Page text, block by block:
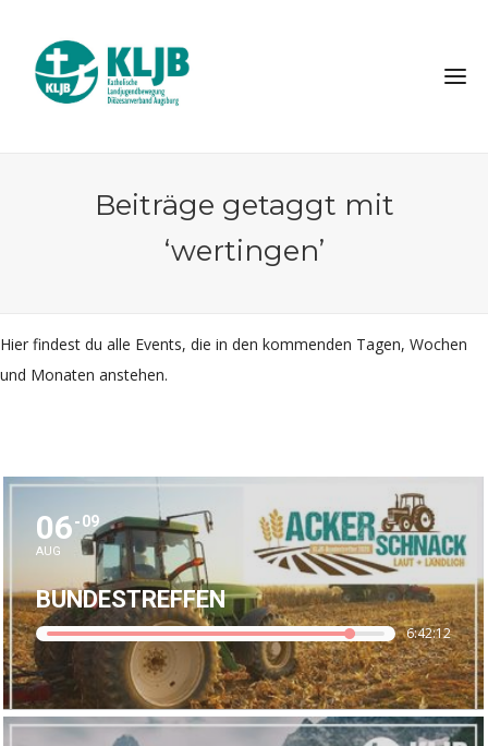
Beiträge getaggt mit
‘wertingen’
Hier findest du alle Events, die in den kommenden Tagen, Wochen
und Monaten anstehen.
06
AUG
09
BUNDESTREFFEN
6:42:11